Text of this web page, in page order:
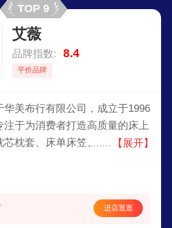
TOP 9
艾薇
品牌指数: 8.4
平价品牌
华美布行有限公司，成立于1996
注于为消费者打造高质量的床上
芯枕套、床单床笠、被套套件、
【展开】
进店逛逛